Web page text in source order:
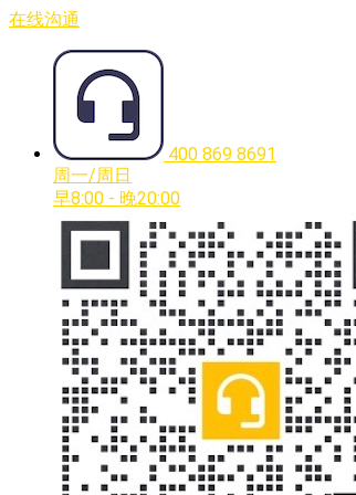
在线沟通
400 869 8691
周一/周日
早8:00 - 晚20:00